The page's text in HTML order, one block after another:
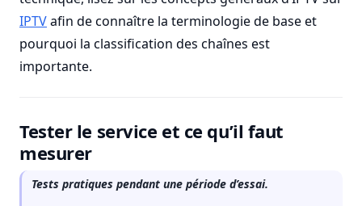
IPTVafin de connaître la terminologie de base et
pourquoi la classification des chaînes est
importante.
Tester le service et ce qu’il faut
mesurer
Tests pratiques pendant une période d’essai.